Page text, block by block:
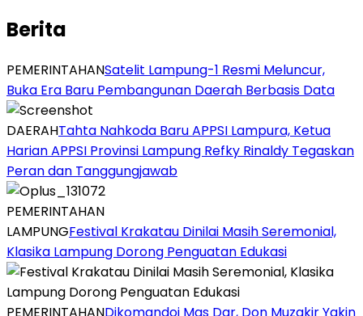
Berita
PEMERINTAHANSatelit Lampung-1 Resmi Meluncur,
Buka Era Baru Pembangunan Daerah Berbasis Data
DAERAHTahta Nahkoda Baru APPSI Lampura, Ketua
Harian APPSI Provinsi Lampung Refky Rinaldy Tegaskan
Peran dan Tanggungjawab
PEMERINTAHAN
LAMPUNGFestival Krakatau Dinilai Masih Seremonial,
Klasika Lampung Dorong Penguatan Edukasi